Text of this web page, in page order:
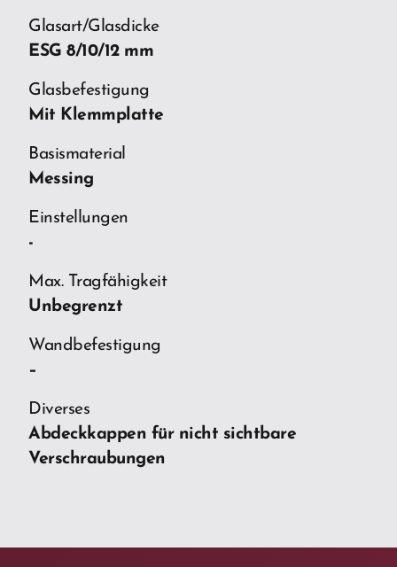
Glasart/Glasdicke
ESG 8/10/12 mm
Glasbefestigung
Mit Klemmplatte
Basismaterial
Messing
Einstellungen
-
Max. Tragfähigkeit
Unbegrenzt
Wandbefestigung
–
Diverses
Abdeckkappen für nicht sichtbare
Verschraubungen